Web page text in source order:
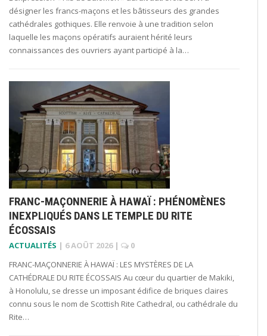
désigner les francs-maçons et les bâtisseurs des grandes
cathédrales gothiques. Elle renvoie à une tradition selon
laquelle les maçons opératifs auraient hérité leurs
connaissances des ouvriers ayant participé à la…
FRANC-MAÇONNERIE À HAWAÏ : PHÉNOMÈNES
INEXPLIQUÉS DANS LE TEMPLE DU RITE
ÉCOSSAIS
ACTUALITÉS | 6 AOÛT 2026 |
0
FRANC-MAÇONNERIE À HAWAÏ : LES MYSTÈRES DE LA
CATHÉDRALE DU RITE ÉCOSSAIS Au cœur du quartier de Makiki,
à Honolulu, se dresse un imposant édifice de briques claires
connu sous le nom de Scottish Rite Cathedral, ou cathédrale du
Rite…